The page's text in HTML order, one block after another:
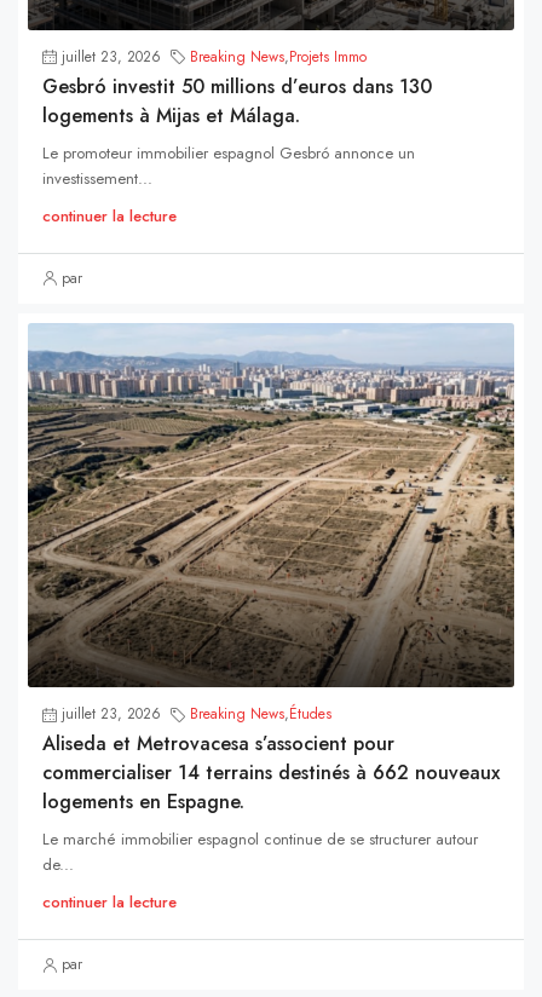
juillet 23, 2026 Breaking News,Projets Immo
Gesbró investit 50 millions d’euros dans 130
logements à Mijas et Málaga.
Le promoteur immobilier espagnol Gesbró annonce un
investissement...
continuer la lecture
par
juillet 23, 2026 Breaking News,Études
Aliseda et Metrovacesa s’associent pour
commercialiser 14 terrains destinés à 662 nouveaux
logements en Espagne.
Le marché immobilier espagnol continue de se structurer autour
de...
continuer la lecture
par